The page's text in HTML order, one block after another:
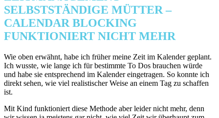
SELBSTSTÄNDIGE MÜTTER –
CALENDAR BLOCKING
FUNKTIONIERT NICHT MEHR
Wie oben erwähnt, habe ich früher meine Zeit im Kalender geplant.
Ich wusste, wie lange ich für bestimmte To Dos brauchen würde
und habe sie entsprechend im Kalender eingetragen. So konnte ich
direkt sehen, wie viel realistischer Weise an einem Tag zu schaffen
ist.
Mit Kind funktioniert diese Methode aber leider nicht mehr, denn